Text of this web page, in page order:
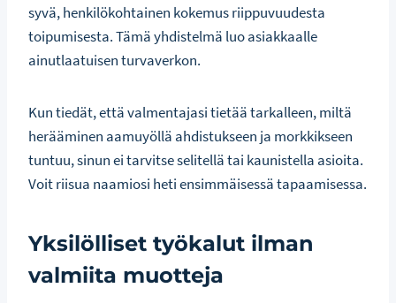
syvä, henkilökohtainen kokemus riippuvuudesta
toipumisesta. Tämä yhdistelmä luo asiakkaalle
ainutlaatuisen turvaverkon.
Kun tiedät, että valmentajasi tietää tarkalleen, miltä
herääminen aamuyöllä ahdistukseen ja morkkikseen
tuntuu, sinun ei tarvitse selitellä tai kaunistella asioita.
Voit riisua naamiosi heti ensimmäisessä tapaamisessa.
Yksilölliset työkalut ilman
valmiita muotteja